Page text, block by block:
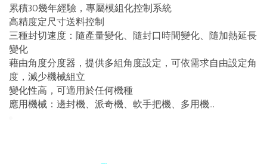
累積30幾年經驗，專屬模組化控制系統
高精度定尺寸送料控制
三種封切速度：隨產量變化、隨封口時間變化、隨加熱延長
變化
藉由角度分度器，提供多組角度設定，可依需求自由設定角
度，減少機械組立
變化性高，可適用於任何機種
應用機械：邊封機、派奇機、軟手把機、多用機…